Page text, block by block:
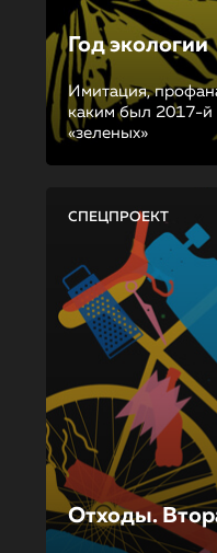
Год экологии
Имитация,
каким был 2017-й
«зеленых»
СПЕЦПРОЕКТ
Отходы.